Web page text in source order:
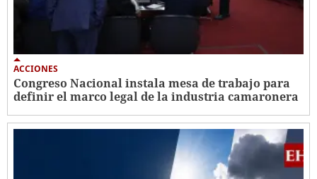
ACCIONES
Congreso Nacional instala mesa de trabajo para
definir el marco legal de la industria camaronera